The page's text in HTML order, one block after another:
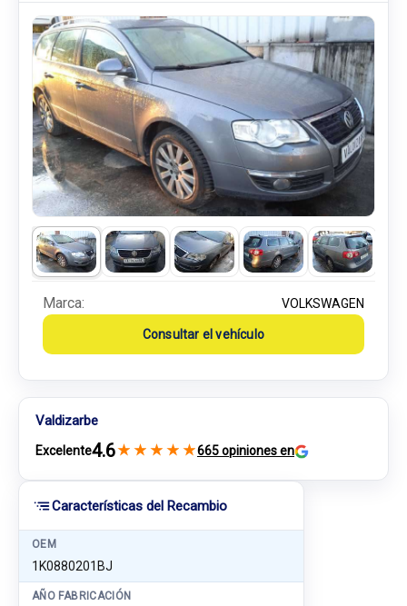
Características del Recambio
OEM
1K0880201BJ
AÑO FABRICACIÓN
Marca: VOLKSWAGEN
Consultar el vehículo
Valdizarbe
Excelente4.6★ ★ ★ ★ ★665 opiniones en